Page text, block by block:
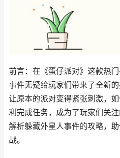
前言：在《蛋仔派对》这款热
事件无疑给玩家们带来了全新
让原本的派对变得紧张刺激，
利完成任务，成为了玩家们关
解析躲藏外星人事件的攻略，
战。